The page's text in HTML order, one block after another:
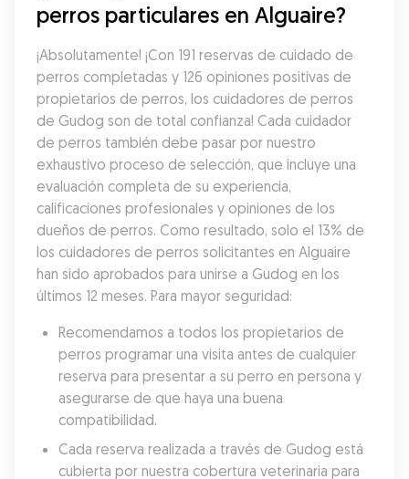
perros particulares en Alguaire?
¡Absolutamente! ¡Con 191 reservas de cuidado de
perros completadas y 126 opiniones positivas de
propietarios de perros, los cuidadores de perros
de Gudog son de total confianza! Cada cuidador
de perros también debe pasar por nuestro
exhaustivo proceso de selección, que incluye una
evaluación completa de su experiencia,
calificaciones profesionales y opiniones de los
dueños de perros. Como resultado, solo el 13% de
los cuidadores de perros solicitantes en Alguaire
han sido aprobados para unirse a Gudog en los
últimos 12 meses. Para mayor seguridad:
Recomendamos a todos los propietarios de
perros programar una visita antes de cualquier
reserva para presentar a su perro en persona y
asegurarse de que haya una buena
compatibilidad.
Cada reserva realizada a través de Gudog está
cubierta por nuestra cobertura veterinaria para